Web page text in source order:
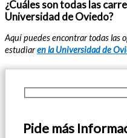
¿Cuáles son todas las
Universidad de Oviedo?
Aquí puedes encontrar todas las
estudiaren la Universidad de
Pide más